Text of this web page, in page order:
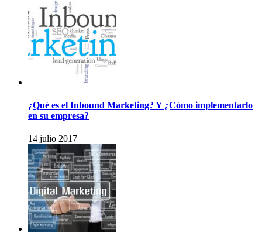
¿Qué es el Inbound Marketing? Y ¿Cómo implementarlo
en su empresa?
14 julio 2017